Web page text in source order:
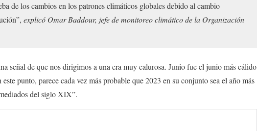
de los cambios en los patrones climáticos globales debido al cambio
explicó Omar Baddour, jefe de monitoreo climático de la Organización
señal de que nos dirigimos a una era muy calurosa. Junio fue el junio más cálido
punto, parece cada vez más probable que 2023 en su conjunto sea el año más
del siglo XIX”.